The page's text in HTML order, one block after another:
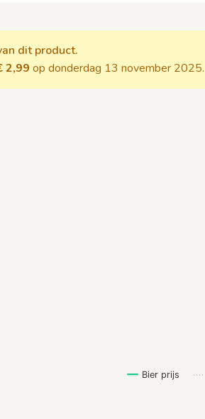
dit product.
2,99 op donderdag 13 november 2025.
Bier prijs